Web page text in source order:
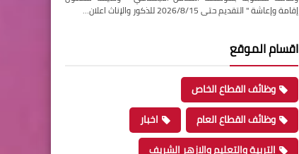
إقامة وإعاشة " التقديم حتى 2026/8/15 للذكور والإناث اعلان…
اقسام الموقع
وظائف القطاع الخاص
وظائف القطاع العام
اخبار
التربية والتعليم والازهر الشريف